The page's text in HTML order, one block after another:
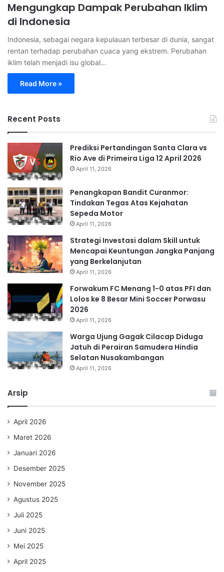
Mengungkap Dampak Perubahan Iklim
di Indonesia
Indonesia, sebagai negara kepulauan terbesar di dunia, sangat
rentan terhadap perubahan cuaca yang ekstrem. Perubahan
iklim telah menjadi isu global…
Read More »
Recent Posts
Prediksi Pertandingan Santa Clara vs
Rio Ave di Primeira Liga 12 April 2026
April 11, 2026
Penangkapan Bandit Curanmor:
Tindakan Tegas Atas Kejahatan
Sepeda Motor
April 11, 2026
Strategi Investasi dalam Skill untuk
Mencapai Keuntungan Jangka Panjang
yang Berkelanjutan
April 11, 2026
Forwakum FC Menang 1-0 atas PFI dan
Lolos ke 8 Besar Mini Soccer Porwasu
2026
April 11, 2026
Warga Ujung Gagak Cilacap Diduga
Jatuh di Perairan Samudera Hindia
Selatan Nusakambangan
April 11, 2026
Arsip
April 2026
Maret 2026
Januari 2026
Desember 2025
November 2025
Agustus 2025
Juli 2025
Juni 2025
Mei 2025
April 2025